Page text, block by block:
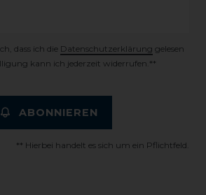
dass ich die Daten­schutz­erklärung gelesen
kann ich jederzeit widerrufen.**
ABONNIEREN
** Hierbei handelt es sich um ein Pflichtfeld.